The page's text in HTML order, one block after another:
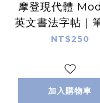
摩登現代體
英文書法字帖｜
度
NT$250
加入購物車